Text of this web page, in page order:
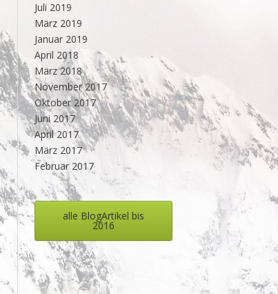
Juli 2019
März 2019
Januar 2019
April 2018
März 2018
November 2017
Oktober 2017
Juni 2017
April 2017
März 2017
Februar 2017
alle BlogArtikel bis
2016